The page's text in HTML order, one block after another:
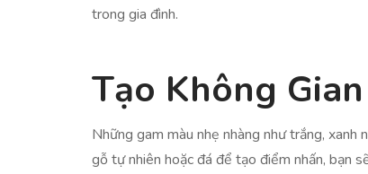
trong gia đình.
Tạo Không
Những gam màu nhẹ nhàng như trắng,
gỗ tự nhiên hoặc đá để tạo điểm nhấn, bạn